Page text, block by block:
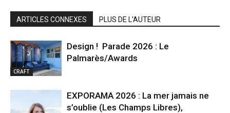
ARTICLES CONNEXES PLUS DE L'AUTEUR
CRAFT
Design ! Parade 2026 : Le
Palmarès/Awards
EXPORAMA 2026 : La mer jamais ne
s’oublie (Les Champs Libres),